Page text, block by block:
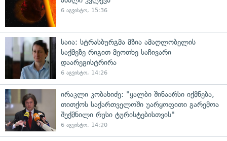
6 აგვისტო, 15:36
საია: სტრასბურგმა მზია ამაღლობელის
საქმეზე რიგით მეოთხე საჩივარი
დაარეგისტრირა
6 აგვისტო, 14:26
ირაკლი კობახიძე: "ყალბი შინაარსი იქმნება,
თითქოს საქართველოში უარყოფითი გარემოა
შექმნილი რუსი ტურისტებისთვის"
6 აგვისტო, 14:20